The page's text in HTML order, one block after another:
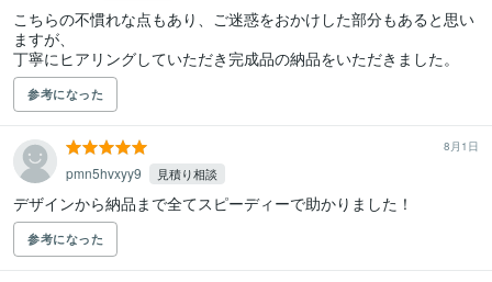
こちらの不慣れな点もあり、ご迷惑をおかけした部分もあると思い
ますが、
丁寧にヒアリングしていただき完成品の納品をいただきました。
参考になった
8月1日
pmn5hvxyy9 見積り相談
デザインから納品まで全てスピーディーで助かりました！
参考になった